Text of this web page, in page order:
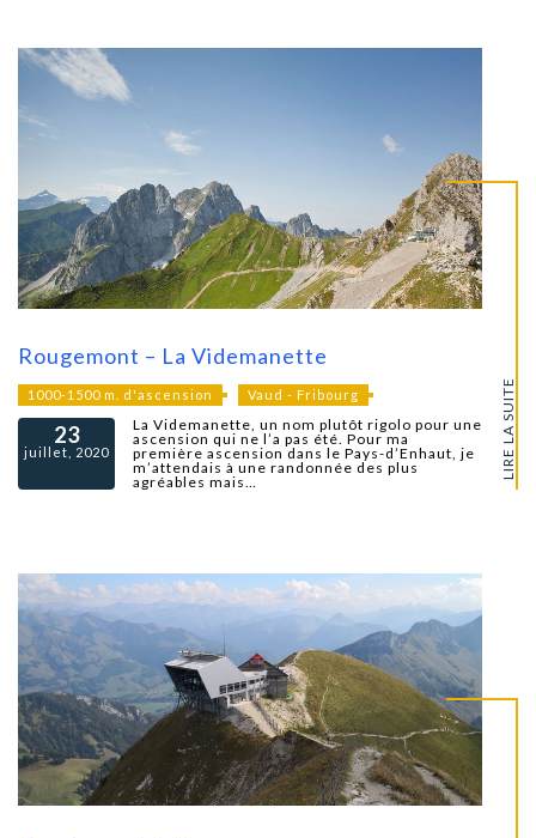
Rougemont – La Videmanette
1000-1500 m. d'ascension Vaud - Fribourg
23
juillet, 2020
La Videmanette, un nom plutôt rigolo pour une
ascension qui ne l’a pas été. Pour ma
première ascension dans le Pays-d’Enhaut, je
m’attendais à une randonnée des plus
agréables mais…
LIRE LA SUITE